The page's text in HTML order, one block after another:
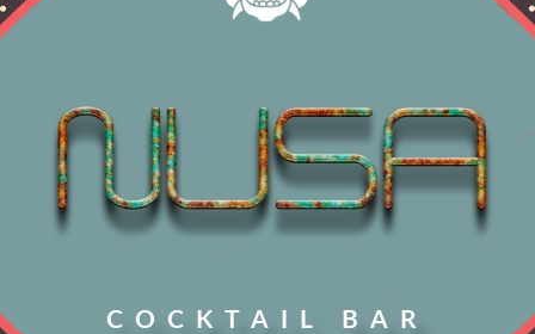
COCKTAIL BAR